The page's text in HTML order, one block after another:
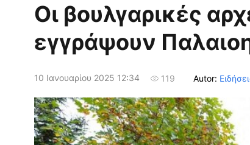
Οι βουλγαρικές
εγγράψουν
10 Ιανουαρίου 2025 12:34 119 Autor: